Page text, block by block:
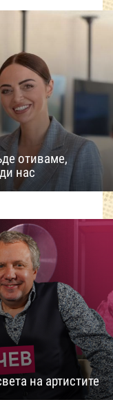
отиваме,
нас
на артистите